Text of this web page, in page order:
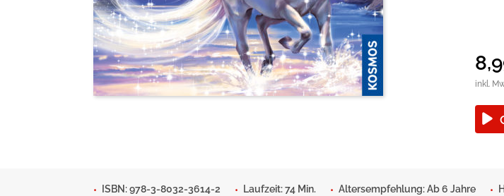
Zum Titel
Indigo Wild - Folge 1
Zum Titel
inkl.
ISBN: 978-3-8032-3614-2 Laufzeit: 74 Min. Altersempfehlung: Ab 6 Jahre